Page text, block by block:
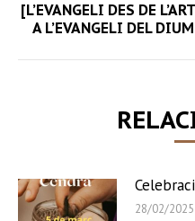
[L’EVANGELI DES DE
A L’EVANGELI DEL
28/02/2025